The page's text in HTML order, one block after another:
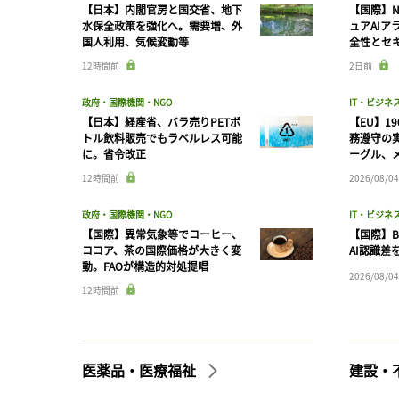
【日本】内閣官房と国交省、地下
水保全政策を強化へ。需要増、外
国人利用、気候変動等
12時間前
政府・国際機関・NGO
【日本】経産省、バラ売りPETボ
トル飲料販売でもラベルレス可能
に。省令改正
12時間前
政府・国際機関・NGO
【国際】異常気象等でコーヒー、
ココア、茶の国際価格が大きく変
動。FAOが構造的対処提唱
12時間前
【国際
ュアAIア
全性とセ
2日前
IT・ビジネ
【EU】
務遵守の
ーグル、
2026/08/04
IT・ビジネ
【国際
AI認識差
2026/08/04
医薬品・医療福祉 建設・